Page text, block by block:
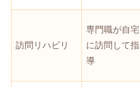
訪問リハビリ
専門職が自宅
に訪問して指
導